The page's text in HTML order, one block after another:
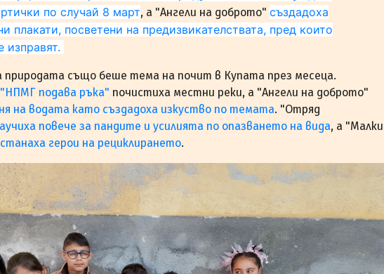
по случай 8 март, а "Ангели на доброто" създадоха
плакати, посветени на предизвикателствата, пред които
изправят.
природата също беше тема на почит в Купата през месеца.
"НПМГ подава ръка" почистиха местни реки, а "Ангели на доброто"
на водата като създадоха изкуство по темата. "Отряд
повече за пандите и усилията по опазването на вида, а "Малки
станаха герои на рециклирането.